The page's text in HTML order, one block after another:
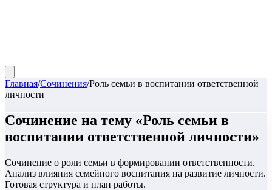
Главная/Сочинения/Роль семьи в воспитании ответственной
личности
Сочинение на тему «Роль семьи в
воспитании ответственной личности»
Сочинение о роли семьи в формировании ответственности.
Анализ влияния семейного воспитания на развитие личности.
Готовая структура и план работы.